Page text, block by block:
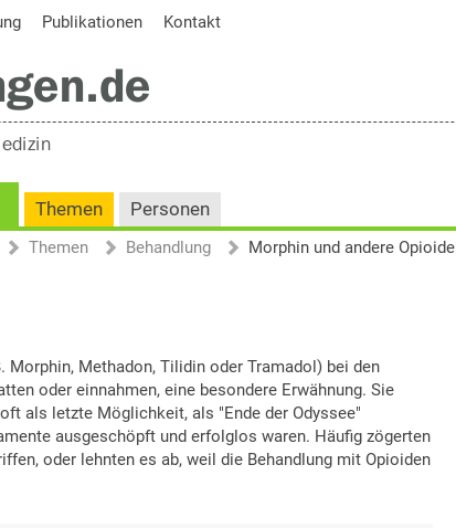
Publikationen Kontakt
Themen Personen
Themen Behandlung Morphin und andere Opioide
Methadon, Tilidin oder Tramadol) bei den
oder einnahmen, eine besondere Erwähnung. Sie
als letzte Möglichkeit, als "Ende der Odyssee"
ausgeschöpft und erfolglos waren. Häufig zögerten
oder lehnten es ab, weil die Behandlung mit Opioiden